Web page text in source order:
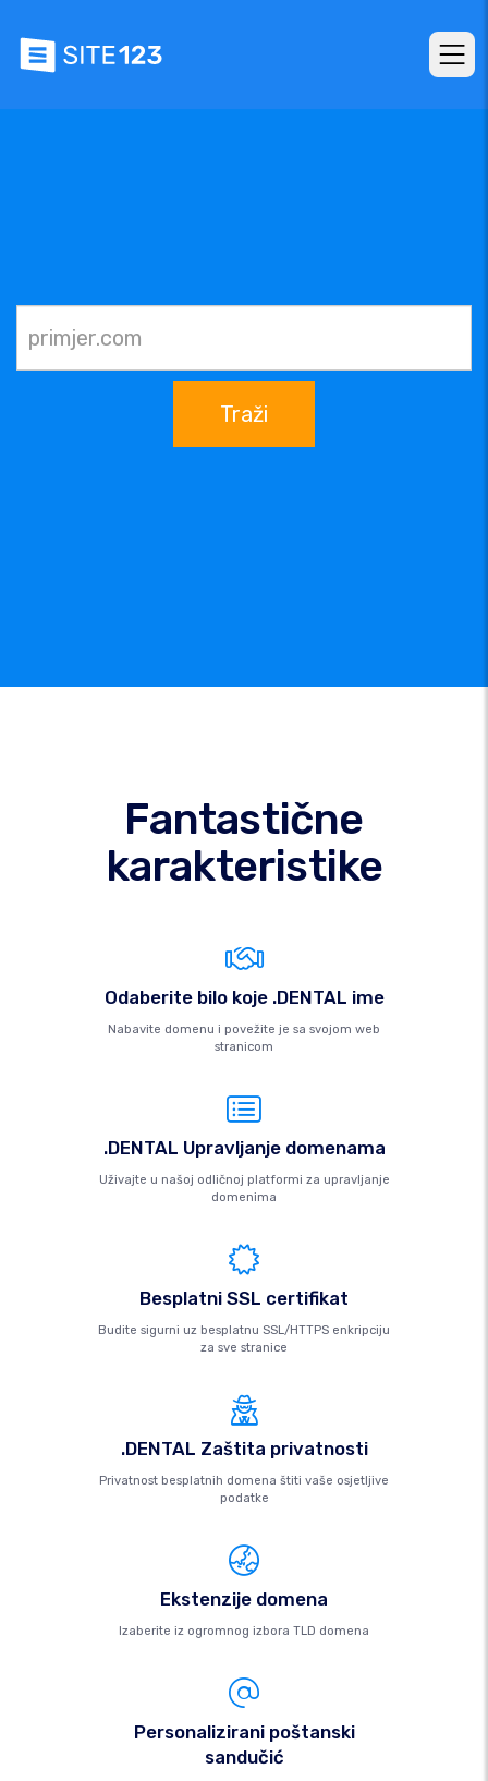
Traži
Fantastične
karakteristike
Odaberite bilo koje .DENTAL ime
Nabavite domenu i povežite je sa svojom web
stranicom
.DENTAL Upravljanje domenama
Uživajte u našoj odličnoj platformi za upravljanje
domenima
Besplatni SSL certifikat
Budite sigurni uz besplatnu SSL/HTTPS enkripciju
za sve stranice
.DENTAL Zaštita privatnosti
Privatnost besplatnih domena štiti vaše osjetljive
podatke
Ekstenzije domena
Izaberite iz ogromnog izbora TLD domena
Personalizirani poštanski
sandučić